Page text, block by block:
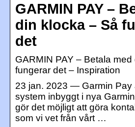
GARMIN PAY –
din klocka – Så
det
GARMIN PAY – Betala
fungerar det – Inspiration
23 jan. 2023 — Garmin Pay
system inbyggt i nya
gör det möjligt att göra
som vi vet från vårt …